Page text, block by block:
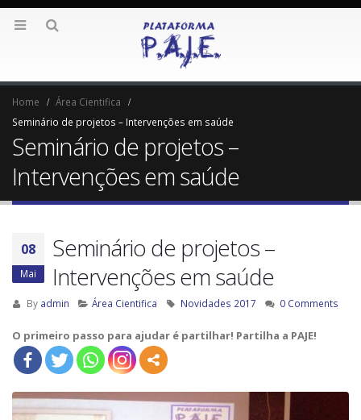
Home
Área Cientifica
Seminário de projetos – Intervenções em saúde
Seminário de projetos –
Intervenções em saúde
08
Mai
Seminário de projetos –
Intervenções em saúde
By admin Área Cientifica Novidades 2017 0 Comments
O primeiro passo para ajudar é partilhar! Partilha a PAJE!